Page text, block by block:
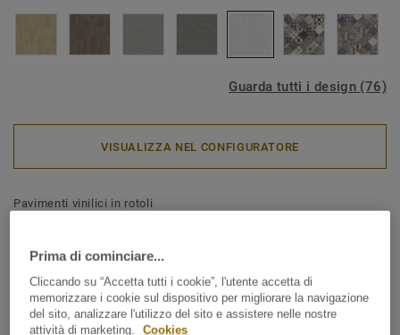
Guarda tutti i design (76)
VISUALIZZA NEL CONFIGURATORE
Pavimenti vinilici in rotoli
legno, ceramica e con disegni grafici per rispondere alla
diverse esigenze della casa. La collezione assicura
un'elevata resistenza all'usura quotidiana ed un
Prima di cominciare...
Cliccando su “Accetta tutti i cookie”, l'utente accetta di
memorizzare i cookie sul dispositivo per migliorare la navigazione
del sito, analizzare l'utilizzo del sito e assistere nelle nostre
attività di marketing.
Cookies